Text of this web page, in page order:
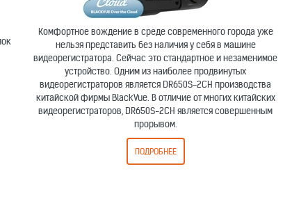
167 000руб. Цена:
Комфортное вождение в среде современного города уже
нельзя представить без наличия у себя в машине
видеорегистратора. Сейчас это стандартное и незаменимое
устройство. Одним из наиболее продвинутых
видеорегистраторов является DR650S-2CH производства
китайской фирмы BlackVue. В отличие от многих китайских
видеорегистраторов, DR650S-2CH является совершенным
прорывом.
ПОДРОБНЕЕ